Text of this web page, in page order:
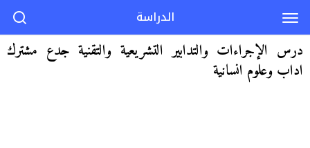
درس الإجراءات والتدابير التشريعية والتقنية جدع مشترك
اداب وعلوم انسانية
الدراسة